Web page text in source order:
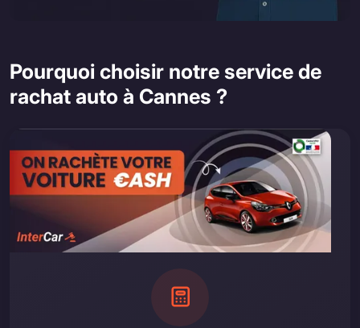
Pourquoi choisir notre service de
rachat auto à Cannes ?